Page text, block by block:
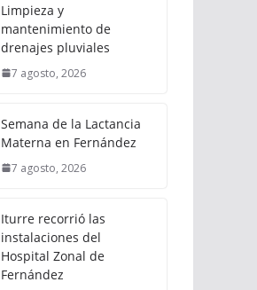
Limpieza y
mantenimiento de
drenajes pluviales
7 agosto, 2026
Semana de la Lactancia
Materna en Fernández
7 agosto, 2026
Iturre recorrió las
instalaciones del
Hospital Zonal de
Fernández